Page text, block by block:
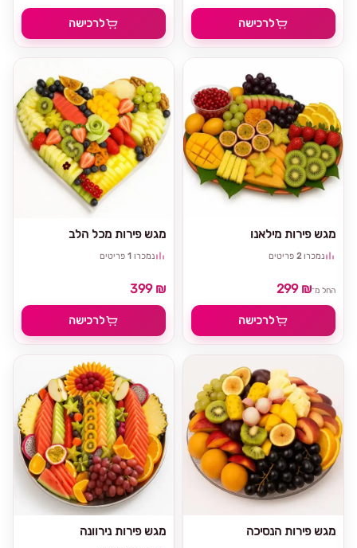
לרכישה לרכישה
מגש פירות מכל הלב
נמכרו 1 פריטים
399 ₪
לרכישה
מגש פירות מילאנו
נמכרו 2 פריטים
החל מ־299 ₪
לרכישה
מגש פירות נירוונה מגש פירות הנסיכה